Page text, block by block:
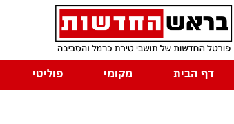
דף הבית
מקומי פוליטי